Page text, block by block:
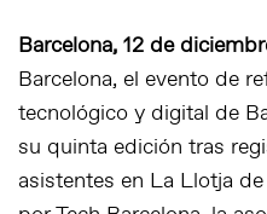
Barcelona, 12 de
Barcelona, el evento de
tecnológico y digital de
su quinta edición tras
asistentes en La Llotja